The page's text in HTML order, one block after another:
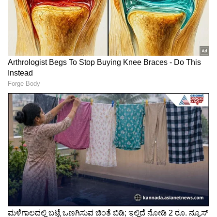
ಕೆಪಿಸಿಸಿಗೆ ಹೊಸ ಸಾರಥಿ: ಬಿ.ಕೆ.
ಹರಿಪ್ರಸಾದ್ ನೂತನ ರಾಜ್ಯಾಧ್ಯಕ್ಷ;
ಅಧಿಕೃತ ಆದೇಶ ಹೊರಡಿಸಿದ
ಎಐಸಿಸಿ!
ಎಲ್ಲಾ ವಿದ್ಯಾರ್ಥಿಗಳಿಗೆ ಫ್ರೀ ಬಸ್
ಪಾಸ್, ಮೊದಲ ಸುದ್ದಿಗೋಷ್ಠಿಯಲ್ಲಿ
ಸಿಎಂ ಡಿಕೆಶಿವಕುಮಾರ್ ಘೋಷಣೆ
LATEST VIDEOS